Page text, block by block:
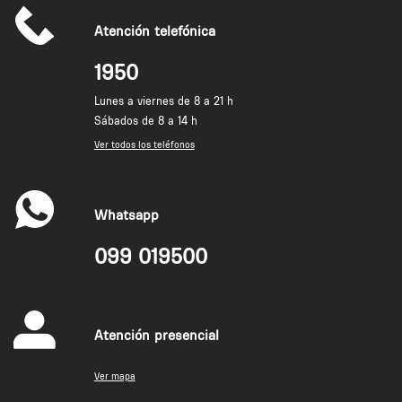
Atención telefónica
1950
Lunes a viernes de 8 a 21 h
Sábados de 8 a 14 h
Ver todos los teléfonos
Whatsapp
099 019500
Atención presencial
Ver mapa